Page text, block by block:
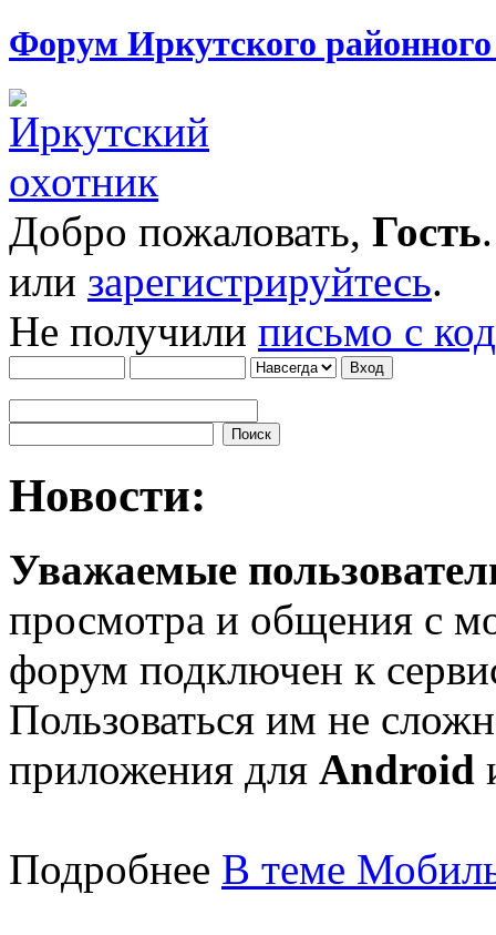
Форум Иркутского
Добро пожаловать, Гость
или зарегистрируйтесь.
Не получили письмо с
Новости:
Уважаемые
просмотра и общения с
форум подключен к
Пользоваться им не
приложения для Android
Подробнее В теме